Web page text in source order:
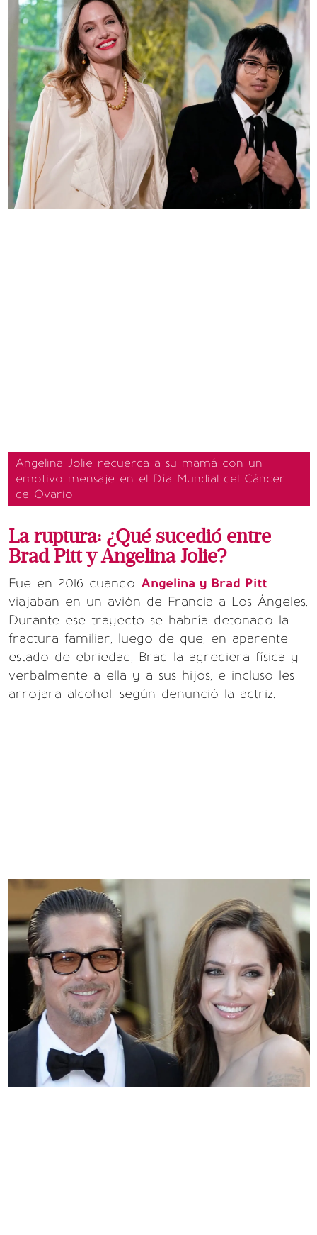
Angelina Jolie recuerda a su mamá con un
emotivo mensaje en el Día Mundial del Cáncer
de Ovario
La ruptura: ¿Qué sucedió entre
Brad Pitt y Angelina Jolie?
Fue en 2016 cuando Angelina y Brad Pitt
viajaban en un avión de Francia a Los Ángeles.
Durante ese trayecto se habría detonado la
fractura familiar, luego de que, en aparente
estado de ebriedad, Brad la agrediera física y
verbalmente a ella y a sus hijos, e incluso les
arrojara alcohol, según denunció la actriz.